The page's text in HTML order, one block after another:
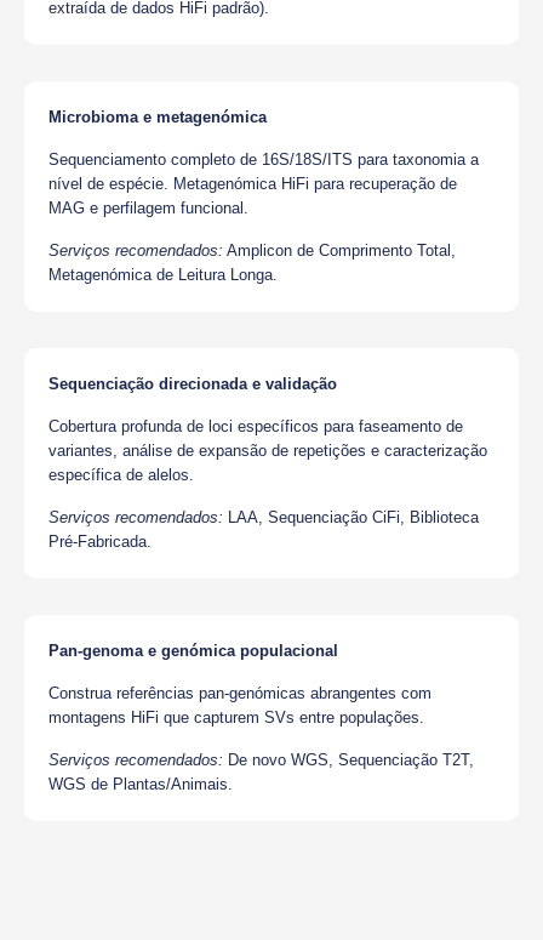
extraída de dados HiFi padrão).
Microbioma e metagenómica
Sequenciamento completo de 16S/18S/ITS para taxonomia a
nível de espécie. Metagenómica HiFi para recuperação de
MAG e perfilagem funcional.
Serviços recomendados: Amplicon de Comprimento Total,
Metagenómica de Leitura Longa.
Sequenciação direcionada e validação
Cobertura profunda de loci específicos para faseamento de
variantes, análise de expansão de repetições e caracterização
específica de alelos.
Serviços recomendados: LAA, Sequenciação CiFi, Biblioteca
Pré-Fabricada.
Pan-genoma e genómica populacional
Construa referências pan-genómicas abrangentes com
montagens HiFi que capturem SVs entre populações.
Serviços recomendados: De novo WGS, Sequenciação T2T,
WGS de Plantas/Animais.